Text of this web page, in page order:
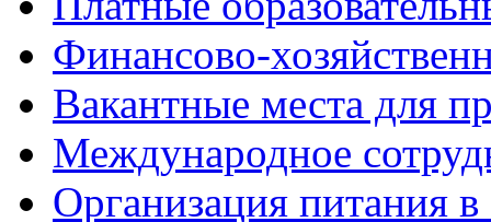
Финансово-
Вакантные места для
Международное
Организация питания в